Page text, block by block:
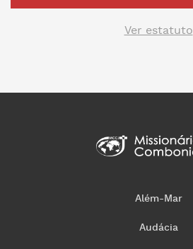
Ver estatuto
Além-Mar
Audácia